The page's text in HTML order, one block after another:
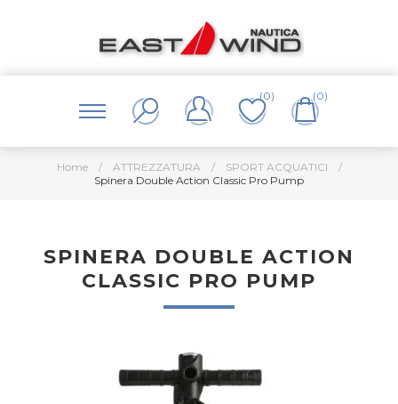
(0) (0)
Home / ATTREZZATURA / SPORT ACQUATICI
/
Spinera Double Action Classic Pro Pump
SPINERA DOUBLE ACTION
CLASSIC PRO PUMP